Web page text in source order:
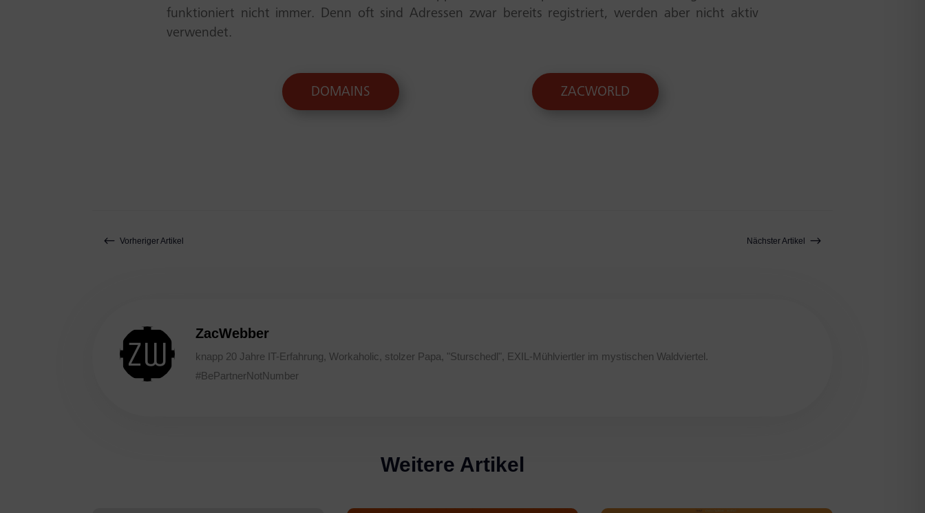
funktioniert nicht immer. Denn oft sind Adressen zwar bereits registriert, werden aber nicht aktiv
verwendet.
DOMAINS ZACWORLD
# Vorheriger Artikel Nächster Artikel $
ZacWebber
knapp 20 Jahre IT-Erfahrung, Workaholic, stolzer Papa, "Sturschedl", EXIL-Mühlviertler im mystischen Waldviertel.
#BePartnerNotNumber
Weitere Artikel